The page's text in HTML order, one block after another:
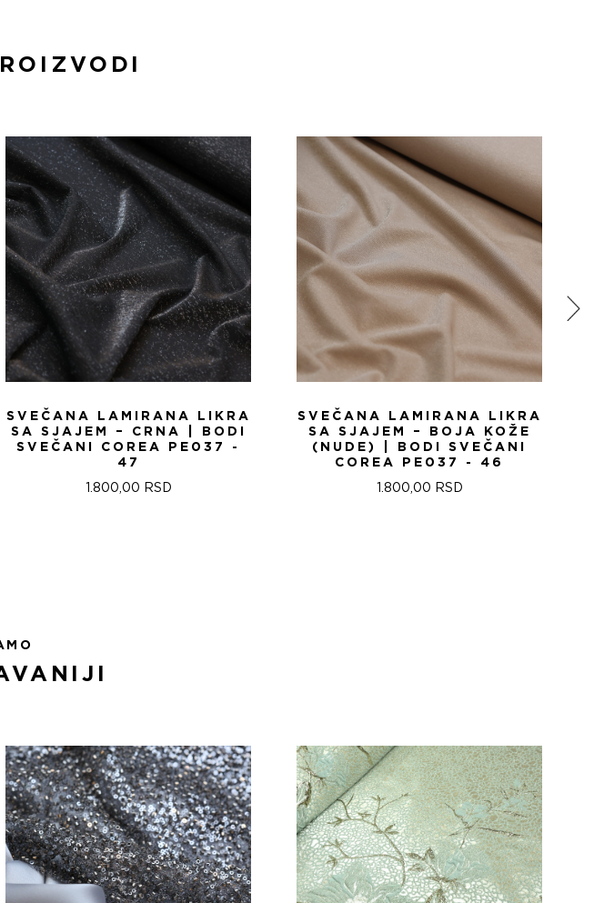
SVEČANA LAMIRANA LIKRA
SA SJAJEM – CRNA | BODI
SVEČANI COREA PE037 -
47
1.800,00 RSD
SVEČANA LAMIRANA LIKRA
SA SJAJEM – BOJA KOŽE
(NUDE) | BODI SVEČANI
COREA PE037 - 46
1.800,00 RSD